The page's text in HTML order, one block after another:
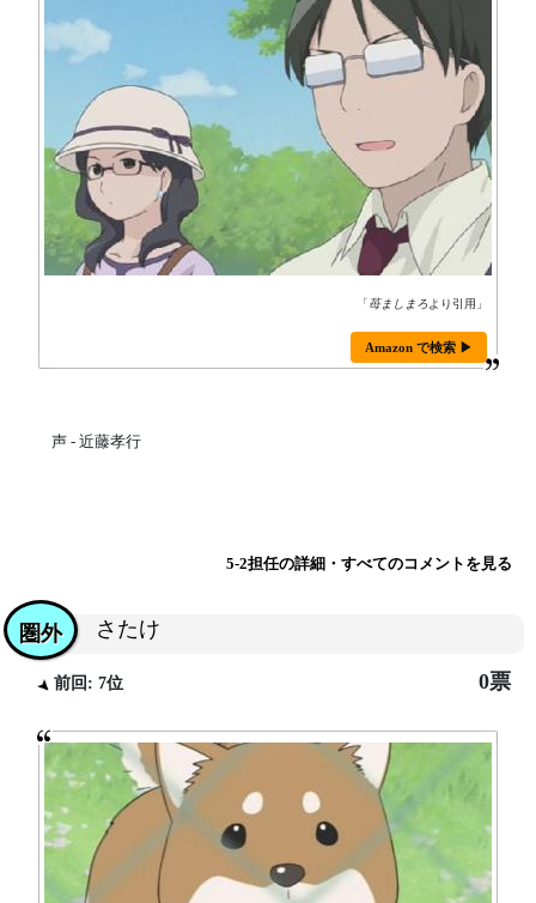
「苺ましまろ より引用」
Amazon で検索 ▶
声 - 近藤孝行
5-2担任の詳細・すべてのコメントを見る
さたけ
圏外
前回: 7位 0票